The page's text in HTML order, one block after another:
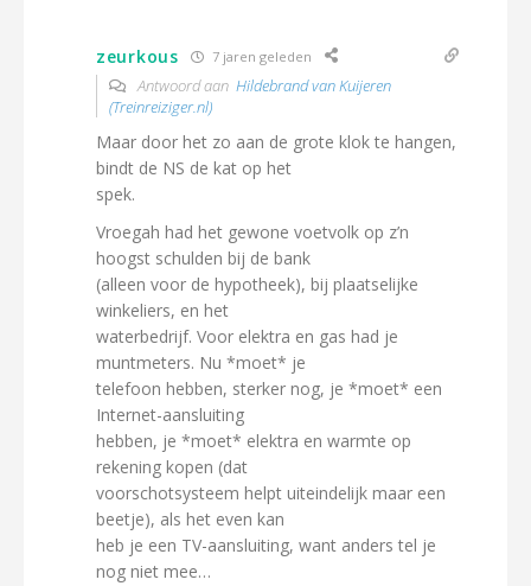
zeurkous 7 jaren geleden
Antwoord aan Hildebrand van Kuijeren
(Treinreiziger.nl)
Maar door het zo aan de grote klok te hangen,
bindt de NS de kat op het
spek.
Vroegah had het gewone voetvolk op z’n
hoogst schulden bij de bank
(alleen voor de hypotheek), bij plaatselijke
winkeliers, en het
waterbedrijf. Voor elektra en gas had je
muntmeters. Nu *moet* je
telefoon hebben, sterker nog, je *moet* een
Internet-aansluiting
hebben, je *moet* elektra en warmte op
rekening kopen (dat
voorschotsysteem helpt uiteindelijk maar een
beetje), als het even kan
heb je een TV-aansluiting, want anders tel je
nog niet mee…